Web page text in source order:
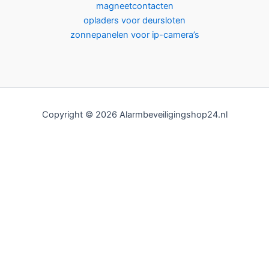
magneetcontacten
opladers voor deursloten
zonnepanelen voor ip-camera’s
Copyright © 2026 Alarmbeveiligingshop24.nl